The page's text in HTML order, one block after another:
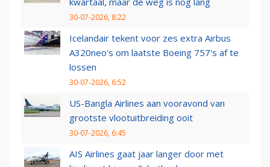
30-07-2026, 8:22
Icelandair tekent voor zes extra Airbus
A320neo's om laatste Boeing 757's af te
lossen
30-07-2026, 6:52
US-Bangla Airlines aan vooravond van
grootste vlootuitbreiding ooit
30-07-2026, 6:45
AIS Airlines gaat jaar langer door met